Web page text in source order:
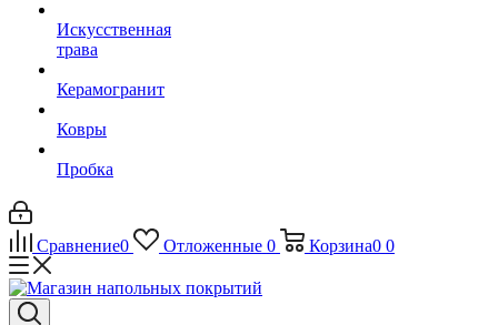
Искусственная
трава
Керамогранит
Ковры
Пробка
Сравнение0 Отложенные 0 Корзина0 0